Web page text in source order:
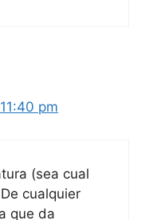
pm
(sea cual
cualquier
que da